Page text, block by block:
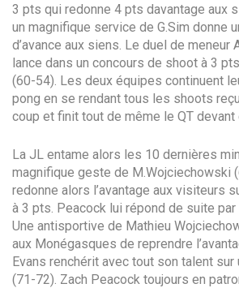
3 pts qui redonne 4 pts davantage aux
un magnifique service de G.Sim donne
d’avance aux siens. Le duel de meneur
lance dans un concours de shoot à 3
(60-54). Les deux équipes continuent
pong en se rendant tous les shoots
coup et finit tout de même le QT devant
La JL entame alors les 10 dernières
magnifique geste de M.Wojciechowski
redonne alors l’avantage aux visiteurs
à 3 pts. Peacock lui répond de suite par
Une antisportive de Mathieu
aux Monégasques de reprendre
Evans renchérit avec tout son talent
(71-72). Zach Peacock toujours en